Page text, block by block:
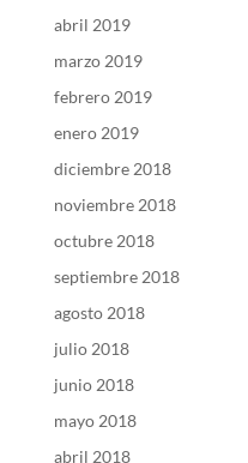
abril 2019
marzo 2019
febrero 2019
enero 2019
diciembre 2018
noviembre 2018
octubre 2018
septiembre 2018
agosto 2018
julio 2018
junio 2018
mayo 2018
abril 2018